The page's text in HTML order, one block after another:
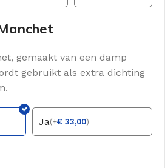
gemaakt van een damp
gebruikt als extra dichting
Ja(+€ 33,00)